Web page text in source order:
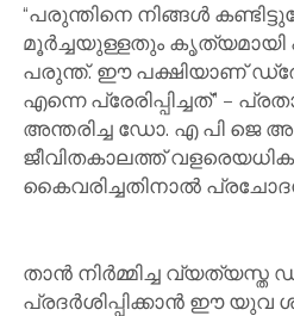
“പരുന്തിനെ നിങ്ങൾ
മൂർച്ചയുള്ളതും
പരുന്ത്. ഈ പക്ഷിയാണ്
എന്നെ പ്രേരിപ്പിച്ചത്” –
അന്തരിച്ച ഡോ. എ പി ജെ
ജീവിതകാലത്ത്
കൈവരിച്ചതിനാൽ
താൻ നിർമ്മിച്ച
പ്രദർശിപ്പിക്കാൻ ഈ യുവ